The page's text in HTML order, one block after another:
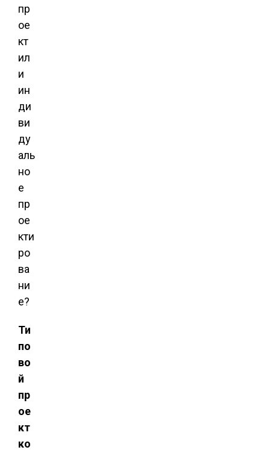
пр
ое
кт
ил
и
ин
ди
ви
ду
аль
но
е
пр
ое
кти
ро
ва
ни
е?
Ти
по
во
й
пр
ое
кт
ко